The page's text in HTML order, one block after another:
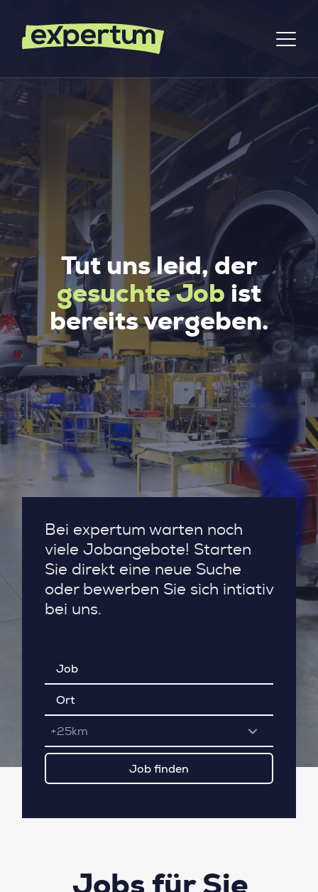
Tut uns leid, der
gesuchte Job ist
bereits vergeben.
Bei expertum warten noch
viele Jobangebote! Starten
Sie direkt eine neue Suche
oder bewerben Sie sich intiativ
bei uns.
+25km